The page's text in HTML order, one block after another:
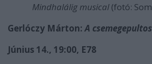
Mindhalálig musical(fotó:
Gerlóczy Márton:A
Június 14., 19:00, E78